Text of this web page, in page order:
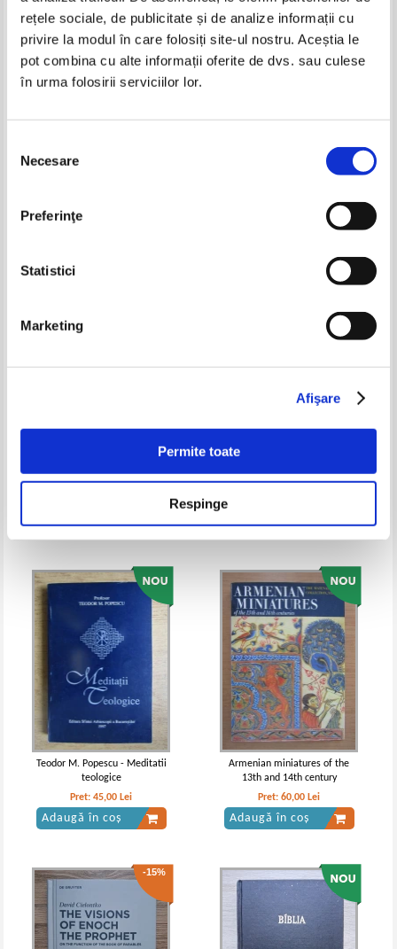
rețele sociale, de publicitate și de analize informații cu
privire la modul în care folosiți site-ul nostru. Aceștia le
pot combina cu alte informații oferite de dvs. sau culese
în urma folosirii serviciilor lor.
consimțământului
Necesare
Preferinţe
Statistici
Marketing
Afişare
Permite toate
Respinge
Carte de rugaciuni pentru
Adaugă în coș
Biblia sau Sfinta Scriptura a
Lei
speciale si viata de familie.
sa stie
Hristos
Teodor M. Popescu - Meditatii
teologice
Pret:45,00 Lei
Adaugă în coș
Armenian miniatures of the
13th and 14th century
Pret:60,00 Lei
Adaugă în coș
-15%